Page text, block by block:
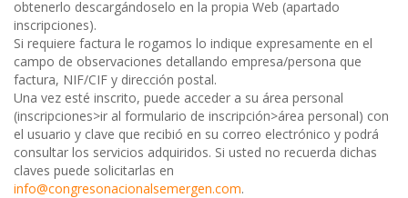
obtenerlo descargándoselo en la propia Web (apartado
inscripciones).
Si requiere factura le rogamos lo indique expresamente en el
campo de observaciones detallando empresa/persona que
factura, NIF/CIF y dirección postal.
Una vez esté inscrito, puede acceder a su área personal
(inscripciones>ir al formulario de inscripción>área personal) con
el usuario y clave que recibió en su correo electrónico y podrá
consultar los servicios adquiridos. Si usted no recuerda dichas
claves puede solicitarlas en
info@congresonacionalsemergen.com.